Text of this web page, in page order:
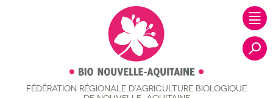
FÉDÉRATION RÉGIONALE D’AGRICULTURE BIOLOGIQUE